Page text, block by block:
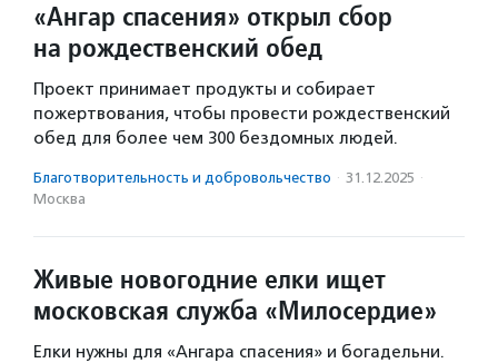
«Ангар спасения» открыл сбор
на рождественский обед
Проект принимает продукты и собирает
пожертвования, чтобы провести рождественский
обед для более чем 300 бездомных людей.
Благотвори­тель­ность и доброволь­чест­во · 31.12.2025 ·
Москва
Живые новогодние елки ищет
московская служба «Милосердие»
Елки нужны для «Ангара спасения» и богадельни.